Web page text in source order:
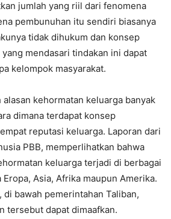
jumlah yang riil dari fenomena
pembunuhan itu sendiri biasanya
tidak dihukum dan konsep
mendasari tindakan ini dapat
kelompok masyarakat.
kehormatan keluarga banyak
dimana terdapat konsep
reputasi keluarga. Laporan dari
PBB, memperlihatkan bahwa
keluarga terjadi di berbagai
Asia, Afrika maupun Amerika.
di bawah pemerintahan Taliban,
tersebut dapat dimaafkan.